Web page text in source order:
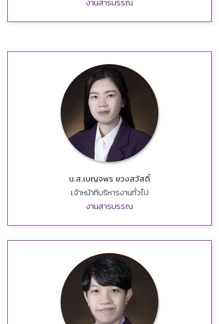
น.ส.เบญจพร ยวงสวัสดิ์
เจ้าหน้าทีบริหารงานทั่วไป
งานสารบรรณ